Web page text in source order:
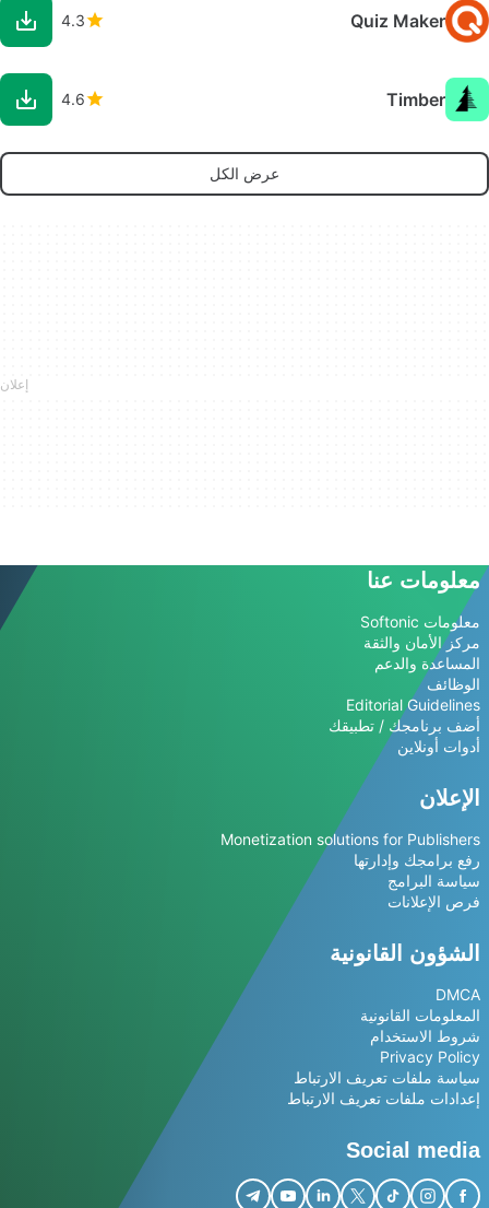
Quiz Maker
4.3
Timber
4.6
عرض الكل
معلومات عنا
معلومات Softonic
مركز الأمان والثقة
المساعدة والدعم
الوظائف
Editorial Guidelines
أضف برنامجك / تطبيقك
أدوات أونلاين
الإعلان
Monetization solutions for Publishers
رفع برامجك وإدارتها
سياسة البرامج
فرص الإعلانات
الشؤون القانونية
DMCA
المعلومات القانونية
شروط الاستخدام
Privacy Policy
سياسة ملفات تعريف الارتباط
إعدادات ملفات تعريف الارتباط
Social media